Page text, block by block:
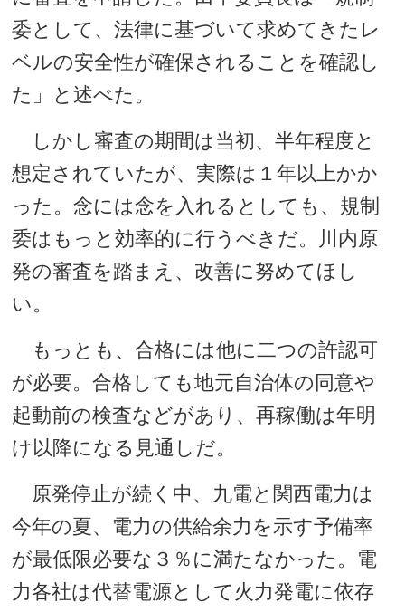
委として、法律に基づいて求めてきたレ
ベルの安全性が確保されることを確認し
た」と述べた。
しかし審査の期間は当初、半年程度と
想定されていたが、実際は１年以上かか
った。念には念を入れるとしても、規制
委はもっと効率的に行うべきだ。川内原
発の審査を踏まえ、改善に努めてほし
い。
もっとも、合格には他に二つの許認可
が必要。合格しても地元自治体の同意や
起動前の検査などがあり、再稼働は年明
け以降になる見通しだ。
原発停止が続く中、九電と関西電力は
今年の夏、電力の供給余力を示す予備率
が最低限必要な３％に満たなかった。電
力各社は代替電源として火力発電に依存